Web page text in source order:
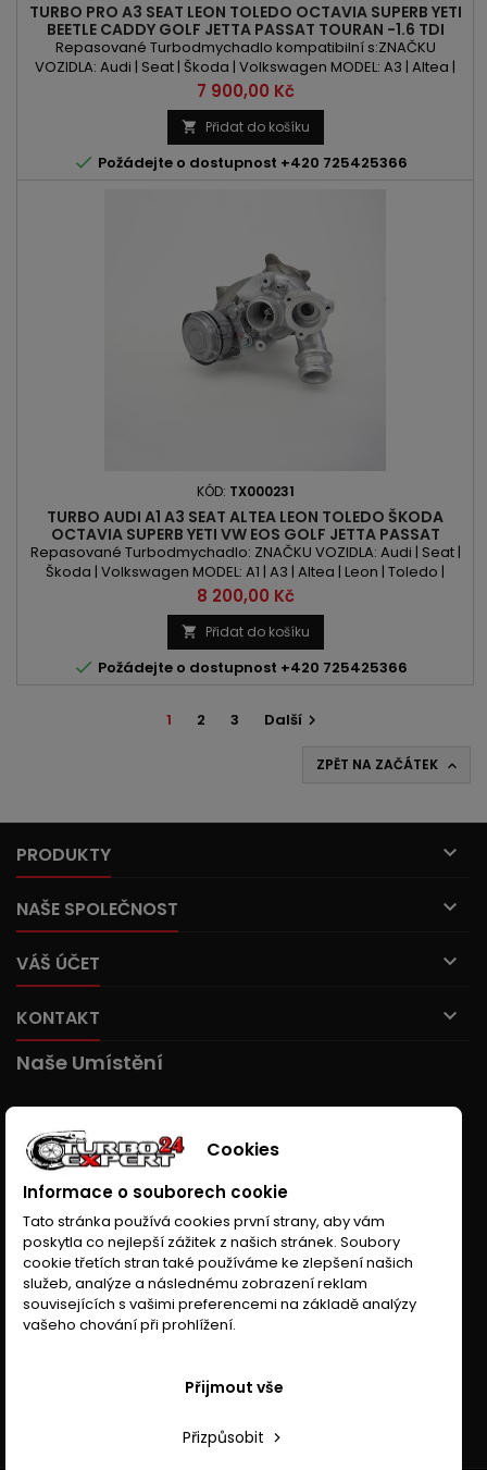
TURBO PRO A3 SEAT LEON TOLEDO OCTAVIA SUPERB YETI
BEETLE CADDY GOLF JETTA PASSAT TOURAN -1.6 TDI
75PS 90PS 102PS 105PS
Repasované Turbodmychadlo kompatibilní s:ZNAČKU
VOZIDLA: Audi | Seat | Škoda | Volkswagen MODEL: A3 | Altea |
Leon | Toledo | Octavia | Rapid | Superb | Yeti | Beetle | Caddy |
Golf | Jetta | Passat | TouranKÓD MOTORU: CAYB | CAYC | CAYD |
CAYE | CLNA OBSAH: 1598ccm 1.6 TDI VÝKON: 75PS/55kW |
90PS/66kW | 102PS/75kW | 105PS/77kW ROK VÝROBY: 2009 -
Cena
7 900,00 Kč
 Přidat do košíku
 Požádejte o dostupnost +420 725425366
KÓD: TX000231
TURBO AUDI A1 A3 SEAT ALTEA LEON TOLEDO ŠKODA
OCTAVIA SUPERB YETI VW EOS GOLF JETTA PASSAT
SCIROCCO TIGUAN 1.4TSI 122PS/125PS
Repasované Turbodmychadlo: ZNAČKU VOZIDLA: Audi | Seat |
Škoda | Volkswagen MODEL: A1 | A3 | Altea | Leon | Toledo |
Octavia | Superb | Yeti | Eos | Golf | Jetta | Passat | Scirocco |
Tiguan KÓD MOTORU: CAXA | CAXC | CMSA | CNVA OBSAH:
1390ccm 1.4 TSI | TFSI VÝKON: 122PS/90kW | 125PS/92kW ROK
VÝROBY: 2007 -
Cena
8 200,00 Kč
 Přidat do košíku
 Požádejte o dostupnost +420 725425366
1 2 3 Další
ZPĚT NA ZAČÁTEK 
PRODUKTY 
NAŠE SPOLEČNOST 
VÁŠ ÚČET 
KONTAKT 
Naše Umístění
Cookies
Informace o souborech cookie
Tato stránka používá cookies první strany, aby vám
poskytla co nejlepší zážitek z našich stránek. Soubory
cookie třetích stran také používáme ke zlepšení našich
služeb, analýze a následnému zobrazení reklam
souvisejících s vašimi preferencemi na základě analýzy
vašeho chování při prohlížení.
Přizpůsobit
Přijmout vše